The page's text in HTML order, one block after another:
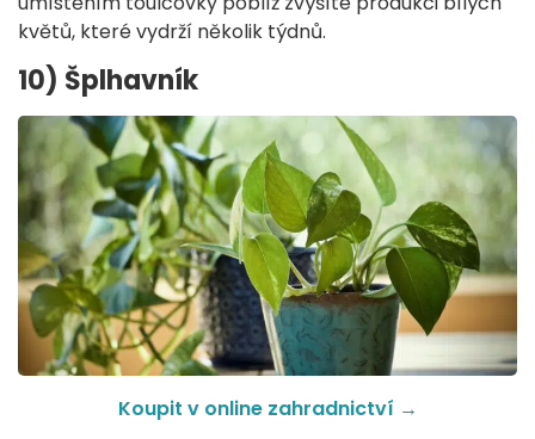
květů, které vydrží několik týdnů.
10) Šplhavník
Koupit v online zahradnictví →